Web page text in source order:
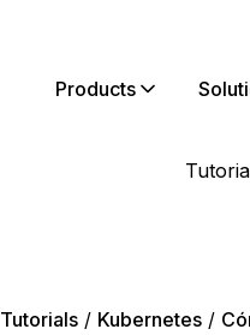
Products
Tutorials Kubernetes